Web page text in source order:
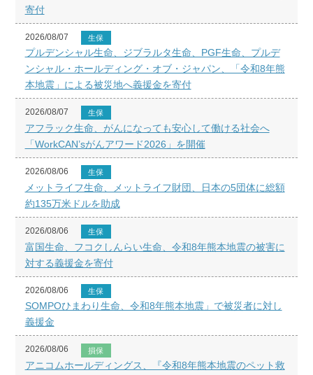
寄付
2026/08/07 生保
プルデンシャル生命、ジブラルタ生命、PGF生命、プルデ
ンシャル・ホールディング・オブ・ジャパン、「令和8年熊
本地震」による被災地へ義援金を寄付
2026/08/07 生保
アフラック生命、がんになっても安心して働ける社会へ
「WorkCAN’sがんアワード2026」を開催
2026/08/06 生保
メットライフ生命、メットライフ財団、日本の5団体に総額
約135万米ドルを助成
2026/08/06 生保
富国生命、フコクしんらい生命、令和8年熊本地震の被害に
対する義援金を寄付
2026/08/06 生保
SOMPOひまわり生命、令和8年熊本地震」で被災者に対し
義援金
2026/08/06 損保
アニコムホールディングス、『令和8年熊本地震のペット救